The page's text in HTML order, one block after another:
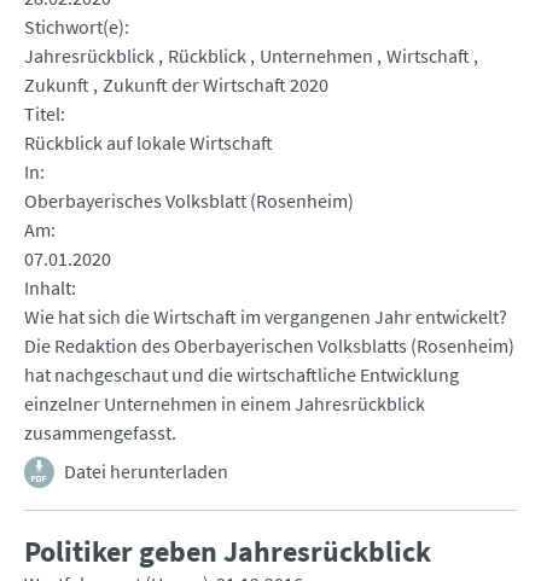
Stichwort(e)
Jahresrückblick Rückblick Unternehmen Wirtschaft
Zukunft Zukunft der Wirtschaft 2020
Titel
Rückblick auf lokale Wirtschaft
In
Oberbayerisches Volksblatt (Rosenheim)
Am
07.01.2020
Inhalt
Wie hat sich die Wirtschaft im vergangenen Jahr entwickelt?
Die Redaktion des Oberbayerischen Volksblatts (Rosenheim)
hat nachgeschaut und die wirtschaftliche Entwicklung
einzelner Unternehmen in einem Jahresrückblick
zusammengefasst.
Datei herunterladen
Politiker geben Jahresrückblick